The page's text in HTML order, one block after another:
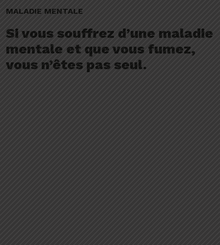
MALADIE MENTALE
Si vous souffrez d’une maladie
mentale et que vous fumez,
vous n’êtes pas seul.